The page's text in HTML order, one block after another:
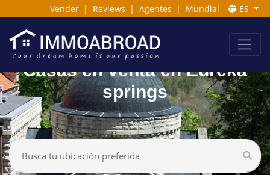
Vender | Reviews | Agentes | Mundial ES
Casas en venta en Eureka
springs